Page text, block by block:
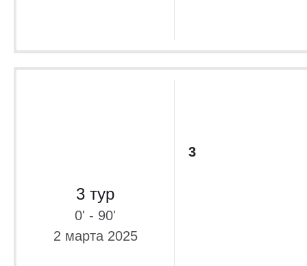
3 тур
0' - 90'
2 марта 2025
3